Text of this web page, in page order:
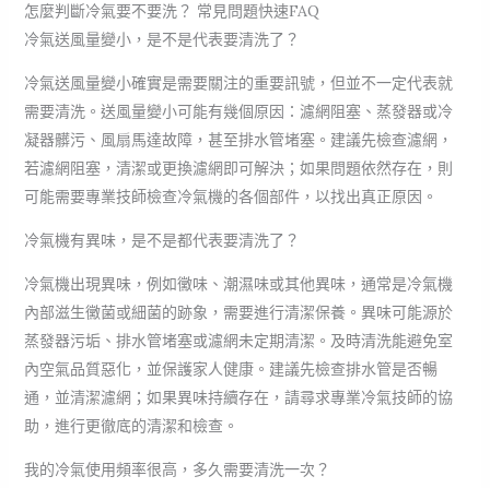
怎麼判斷冷氣要不要洗？ 常見問題快速FAQ
冷氣送風量變小，是不是代表要清洗了？
冷氣送風量變小確實是需要關注的重要訊號，但並不一定代表就
需要清洗。送風量變小可能有幾個原因：濾網阻塞、蒸發器或冷
凝器髒污、風扇馬達故障，甚至排水管堵塞。建議先檢查濾網，
若濾網阻塞，清潔或更換濾網即可解決；如果問題依然存在，則
可能需要專業技師檢查冷氣機的各個部件，以找出真正原因。
冷氣機有異味，是不是都代表要清洗了？
冷氣機出現異味，例如黴味、潮濕味或其他異味，通常是冷氣機
內部滋生黴菌或細菌的跡象，需要進行清潔保養。異味可能源於
蒸發器污垢、排水管堵塞或濾網未定期清潔。及時清洗能避免室
內空氣品質惡化，並保護家人健康。建議先檢查排水管是否暢
通，並清潔濾網；如果異味持續存在，請尋求專業冷氣技師的協
助，進行更徹底的清潔和檢查。
我的冷氣使用頻率很高，多久需要清洗一次？